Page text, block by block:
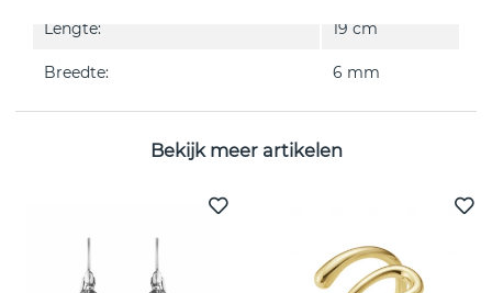
Lengte: 19 cm
Breedte: 6 mm
Bekijk meer artikelen